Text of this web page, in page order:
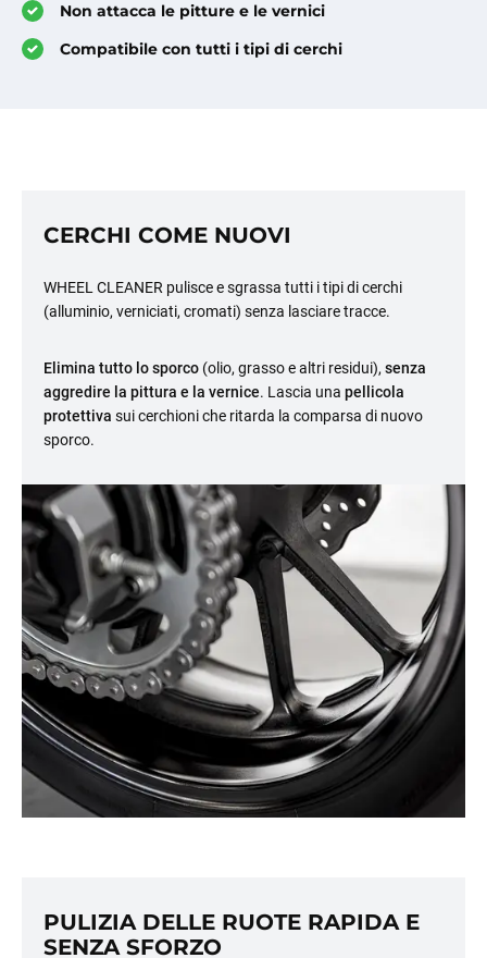
Non attacca le pitture e le vernici
Compatibile con tutti i tipi di cerchi
CERCHI COME NUOVI
WHEEL CLEANER pulisce e sgrassa tutti i tipi di cerchi
(alluminio, verniciati, cromati) senza lasciare tracce.
Elimina tutto lo sporco (olio, grasso e altri residui), senza
aggredire la pittura e la vernice. Lascia una pellicola
protettiva sui cerchioni che ritarda la comparsa di nuovo
sporco.
PULIZIA DELLE RUOTE RAPIDA E
SENZA SFORZO